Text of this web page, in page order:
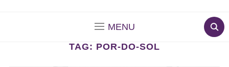
MENU
TAG: POR-DO-SOL